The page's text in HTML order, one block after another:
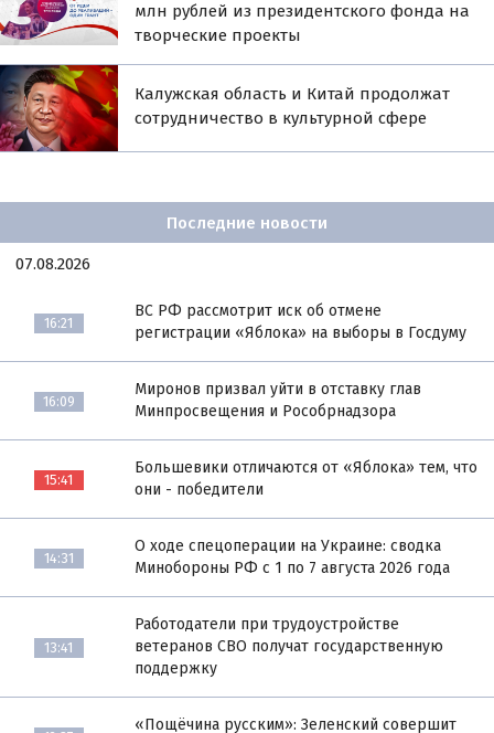
млн рублей из президентского фонда на
творческие проекты
Калужская область и Китай продолжат
сотрудничество в культурной сфере
Последние новости
07.08.2026
16:21
ВС РФ рассмотрит иск об отмене
регистрации «Яблока» на выборы в Госдуму
16:09
Миронов призвал уйти в отставку глав
Минпросвещения и Рособрнадзора
15:41
Большевики отличаются от «Яблока» тем, что
они - победители
14:31
О ходе спецоперации на Украине: сводка
Минобороны РФ с 1 по 7 августа 2026 года
13:41
Работодатели при трудоустройстве
ветеранов СВО получат государственную
поддержку
«Пощёчина русским»: Зеленский совершит